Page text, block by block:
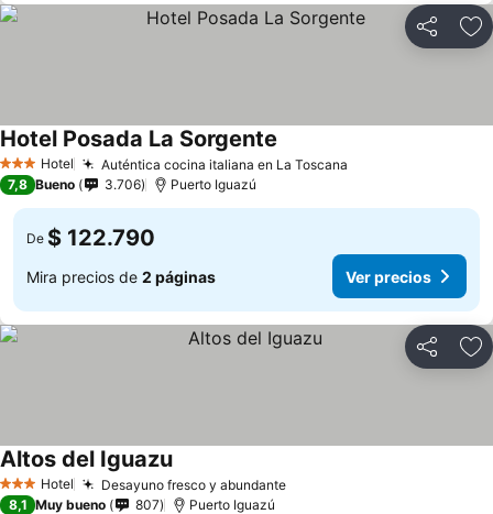
Compartir
3 Estrellas
Hotel Auténtica cocina italiana en La Toscana
Hotel Posada La Sorgente
7,8 Bueno 3.706 Puerto Iguazú
De $ 122.790
Mira precios de 2 páginas Ver precios
Compartir
3 Estrellas
Hotel Desayuno fresco y abundanteVer precios
Altos del IguazuVer precios
8,1 Muy bueno 807 Puerto Iguazú